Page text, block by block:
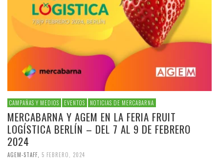
CAMPAÑAS Y MEDIOS EVENTOS NOTICIAS DE MERCABARNA
MERCABARNA Y AGEM EN LA FERIA FRUIT
LOGÍSTICA BERLÍN – DEL 7 AL 9 DE FEBRERO
2024
AGEM-STAFF 5 FEBRERO, 2024